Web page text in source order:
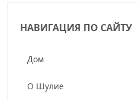
НАВИГАЦИЯ ПО САЙТУ
Дом
О Шулие